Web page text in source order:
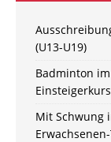
(U13-U19)
Badminton
Mit Schwung